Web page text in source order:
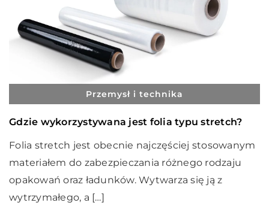
Przemysł i technika
Gdzie wykorzystywana jest folia typu stretch?
Folia stretch jest obecnie najczęściej stosowanym
materiałem do zabezpieczania różnego rodzaju
opakowań oraz ładunków. Wytwarza się ją z
wytrzymałego, a […]